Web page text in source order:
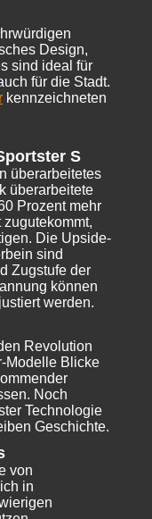
Design,
sind ideal für
für die Stadt.
kennzeichneten
S
überarbeitetes
überarbeitete
Prozent mehr
Die Upside-
sind
Zugstufe der
können
werden.
Revolution
Modelle Blicke
Noch
Technologie
Geschichte.
von
in